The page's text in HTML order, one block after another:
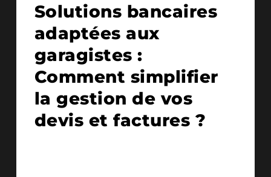
Solutions bancaires
adaptées aux
garagistes :
Comment simplifier
la gestion de vos
devis et factures ?